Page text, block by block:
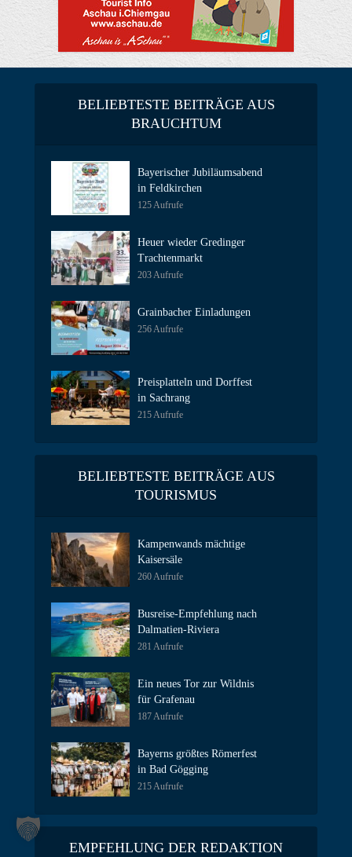
BELIEBTESTE BEITRÄGE AUS
BRAUCHTUM
Bayerischer Jubiläumsabend
in Feldkirchen
125 Aufrufe
Heuer wieder Gredinger
Trachtenmarkt
203 Aufrufe
Grainbacher Einladungen
256 Aufrufe
Preisplatteln und Dorffest
in Sachrang
215 Aufrufe
BELIEBTESTE BEITRÄGE AUS
TOURISMUS
Kampenwands mächtige
Kaisersäle
260 Aufrufe
Busreise-Empfehlung nach
Dalmatien-Riviera
281 Aufrufe
Ein neues Tor zur Wildnis
für Grafenau
187 Aufrufe
Bayerns größtes Römerfest
in Bad Gögging
215 Aufrufe
EMPFEHLUNG DER REDAKTION